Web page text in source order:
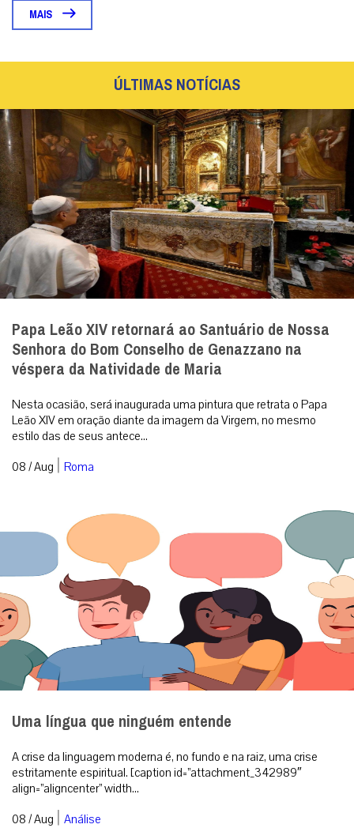
Papa Leão XIV retornará ao Santuário de Nossa
Senhora do Bom Conselho de Genazzano na
véspera da Natividade de Maria
Nesta ocasião, será inaugurada uma pintura que retrata o Papa
Leão XIV em oração diante da imagem da Virgem, no mesmo
estilo das de seus antece...
08 / Aug|Roma
Uma língua que ninguém entende
A crise da linguagem moderna é, no fundo e na raiz, uma crise
estritamente espiritual. [caption id=”attachment_342989″
align=”aligncenter” width...
08 / Aug
Análise